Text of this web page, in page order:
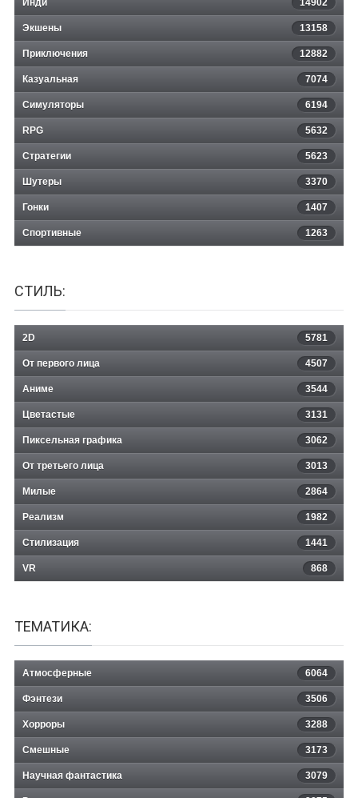
Экшены 13158
Приключения 12882
Казуальная 7074
Симуляторы 6194
RPG 5632
Стратегии 5623
Шутеры 3370
Гонки 1407
Спортивные 1263
СТИЛЬ:
2D 5781
От первого лица 4507
Аниме 3544
Цветастые 3131
Пиксельная графика 3062
От третьего лица 3013
Милые 2864
Реализм 1982
Стилизация 1441
VR 868
ТЕМАТИКА:
Атмосферные 6064
Фэнтези 3506
Хорроры 3288
Смешные 3173
Научная фантастика 3079